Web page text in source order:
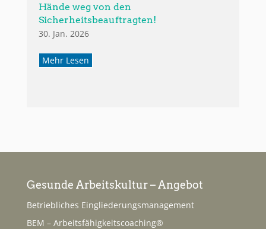
Hände weg von den
Sicherheitsbeauftragten!
30. Jan. 2026
Mehr Lesen
Gesunde Arbeitskultur – Angebot
Betriebliches Eingliederungsmanagement
BEM – Arbeitsfähigkeitscoaching®